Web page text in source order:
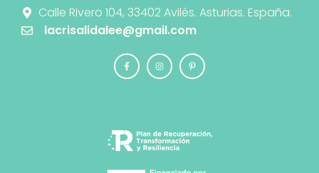
Calle Rivero 104, 33402 Avilés. Asturias. España.
lacrisalidalee@gmail.com